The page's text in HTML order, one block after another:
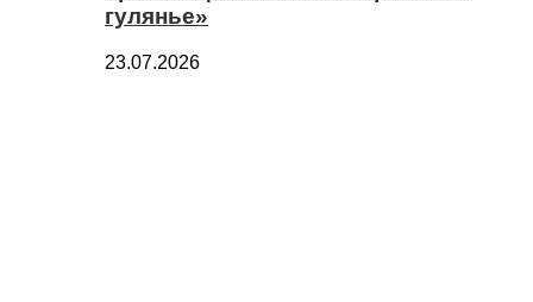
гулянье»
23.07.2026